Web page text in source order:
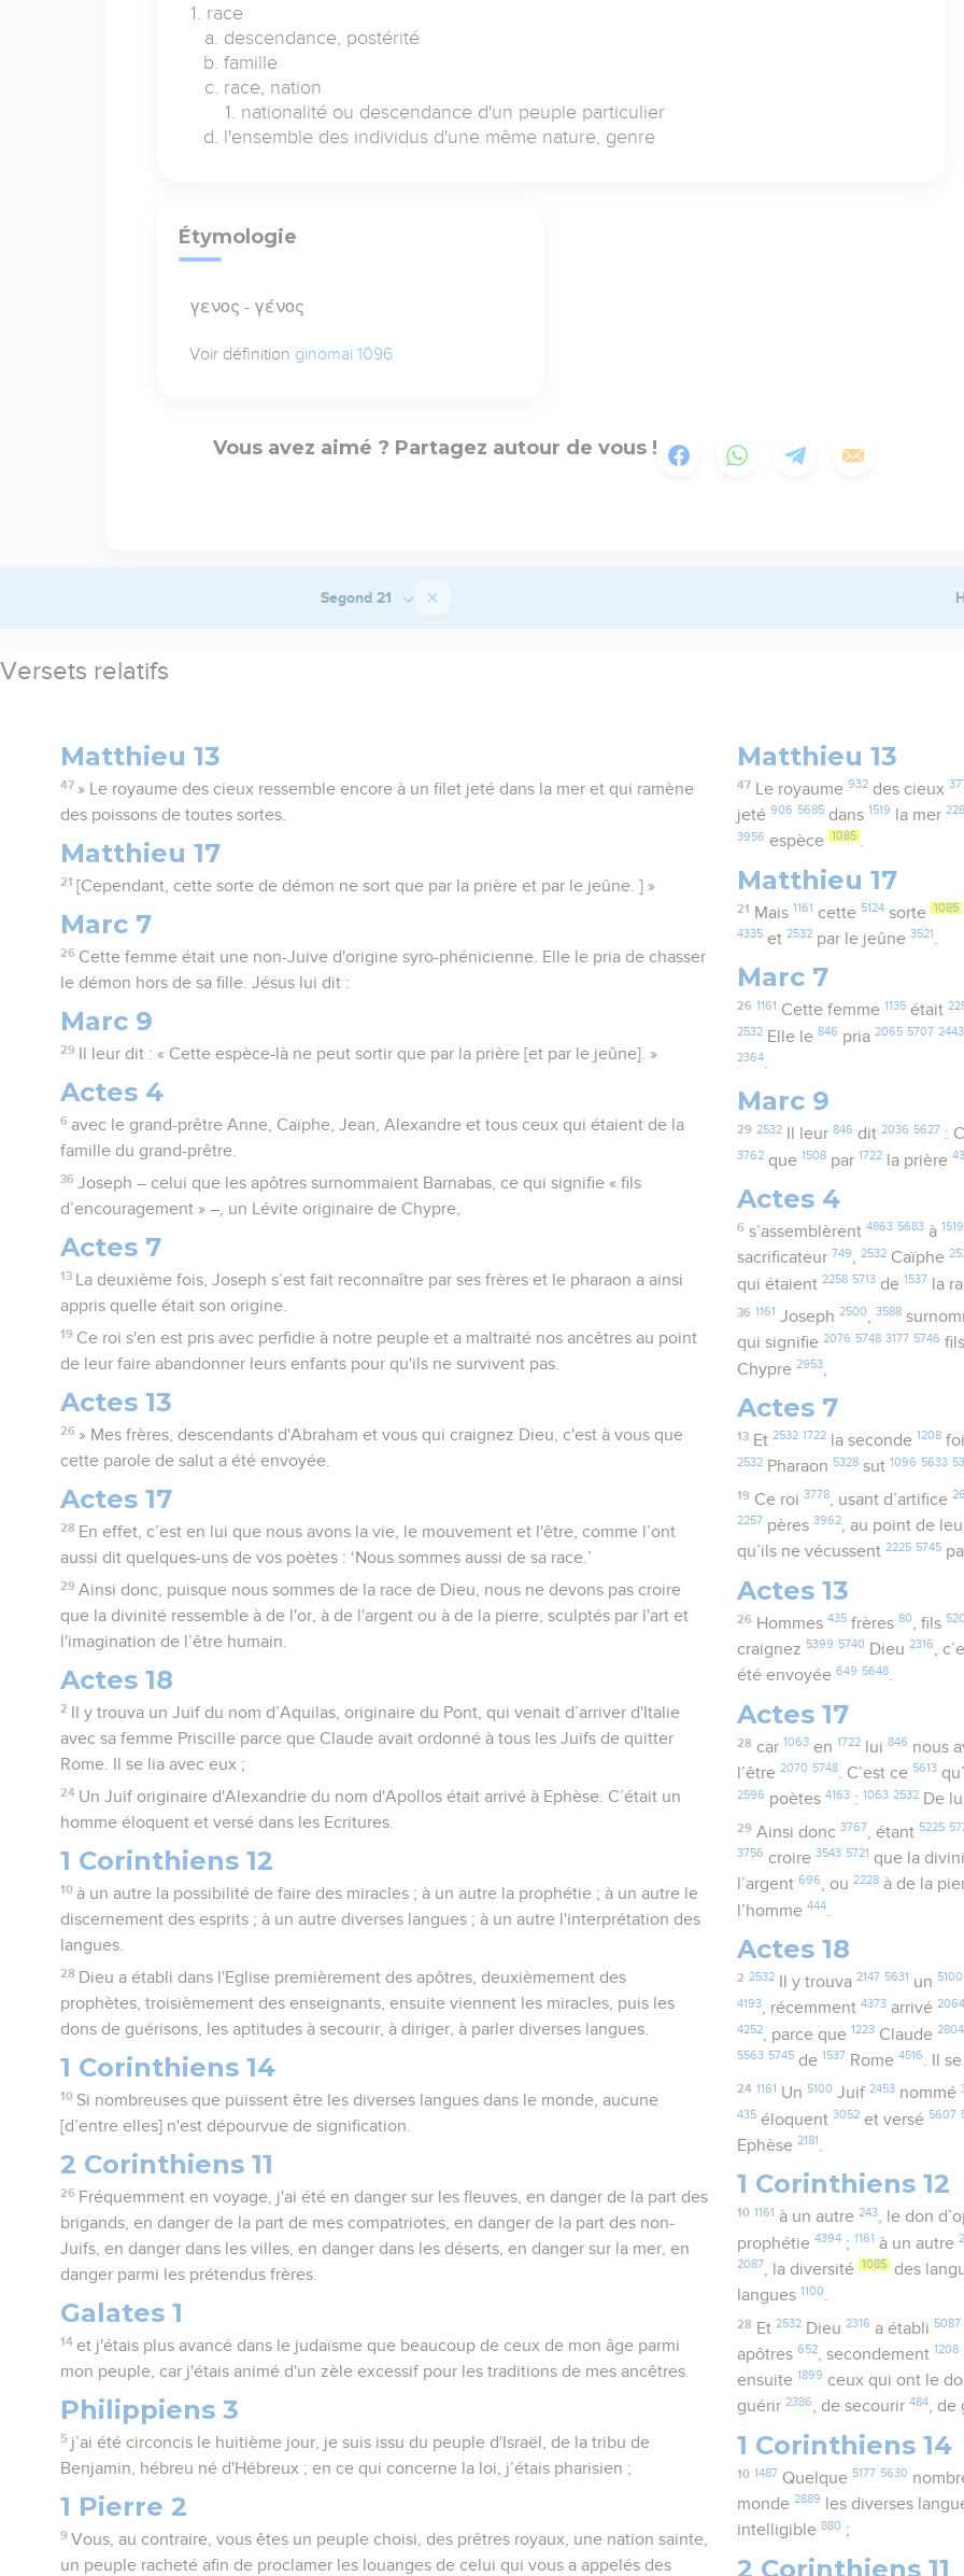
race
descendance, postérité
famille
race, nation
nationalité ou descendance d'un peuple particulier
l'ensemble des individus d'une même nature, genre
Étymologie
γενος - γένος
Voir définition ginomai 1096
Vous avez aimé ? Partagez autour de vous !
Segond 21
Versets relatifs
Matthieu 13
47 » Le royaume des cieux ressemble encore à un filet jeté dans la mer et qui ramène
des poissons de toutes sortes.
Matthieu 17
21 [Cependant, cette sorte de démon ne sort que par la prière et par le jeûne. ] »
Marc 7
26 Cette femme était une non-Juive d'origine syro-phénicienne. Elle le pria de chasser
le démon hors de sa fille. Jésus lui dit :
Marc 9
29 Il leur dit : « Cette espèce-là ne peut sortir que par la prière [et par le jeûne]. »
Actes 4
6 avec le grand-prêtre Anne, Caïphe, Jean, Alexandre et tous ceux qui étaient de la
famille du grand-prêtre.
36 Joseph – celui que les apôtres surnommaient Barnabas, ce qui signifie « fils
d’encouragement » –, un Lévite originaire de Chypre,
Actes 7
13
La deuxième fois, Joseph s’est fait reconnaître par ses frères et le pharaon a ainsi
appris quelle était son origine.
19 Ce roi s'en est pris avec perfidie à notre peuple et a maltraité nos ancêtres au point
de leur faire abandonner leurs enfants pour qu'ils ne survivent pas.
Actes 13
26 » Mes frères, descendants d'Abraham et vous qui craignez Dieu, c'est à vous que
cette parole de salut a été envoyée.
Actes 17
28 En effet, c’est en lui que nous avons la vie, le mouvement et l'être, comme l’ont
aussi dit quelques-uns de vos poètes : ‘Nous sommes aussi de sa race.’
29 Ainsi donc, puisque nous sommes de la race de Dieu, nous ne devons pas croire
que la divinité ressemble à de l'or, à de l'argent ou à de la pierre, sculptés par l'art et
l'imagination de l’être humain.
Actes 18
2
Il y trouva un Juif du nom d’Aquilas, originaire du Pont, qui venait d’arriver d'Italie
avec sa femme Priscille parce que Claude avait ordonné à tous les Juifs de quitter
Rome. Il se lia avec eux ;
24 Un Juif originaire d'Alexandrie du nom d'Apollos était arrivé à Ephèse. C’était un
homme éloquent et versé dans les Ecritures.
1 Corinthiens 12
10 à un autre la possibilité de faire des miracles ; à un autre la prophétie ; à un autre le
discernement des esprits ; à un autre diverses langues ; à un autre l'interprétation des
langues.
28 Dieu a établi dans l'Eglise premièrement des apôtres, deuxièmement des
prophètes, troisièmement des enseignants, ensuite viennent les miracles, puis les
dons de guérisons, les aptitudes à secourir, à diriger, à parler diverses langues.
1 Corinthiens 14
10 Si nombreuses que puissent être les diverses langues dans le monde, aucune
[d’entre elles] n'est dépourvue de signification.
2 Corinthiens 11
26 Fréquemment en voyage, j'ai été en danger sur les fleuves, en danger de la part des
brigands, en danger de la part de mes compatriotes, en danger de la part des non-
Juifs, en danger dans les villes, en danger dans les déserts, en danger sur la mer, en
danger parmi les prétendus frères.
Galates 1
14 et j'étais plus avancé dans le judaïsme que beaucoup de ceux de mon âge parmi
mon peuple, car j'étais animé d'un zèle excessif pour les traditions de mes ancêtres.
Philippiens 3
5 j’ai été circoncis le huitième jour, je suis issu du peuple d'Israël, de la tribu de
Benjamin, hébreu né d'Hébreux ; en ce qui concerne la loi, j’étais pharisien ;
1 Pierre 2
9 Vous, au contraire, vous êtes un peuple choisi, des prêtres royaux, une nation sainte,
un peuple racheté afin de proclamer les louanges de celui qui vous a appelés des
Matthieu 13
47 Le royaume 932des cieux
jeté906 5685 dans 1519 la mer
3956 espèce 1085 .
Matthieu 17
21 Mais 1161 cette 5124sorte 1085
4335 et2532 par le jeûne3521 .
Marc 7
26 1161 Cette femme 1135était
2532 Elle le846 pria2065 5707 2443
2364.
Marc 9
29 2532Il leur 846 dit 2036 5627 :
3762 que 1508 par 1722 la prière
Actes 4
6 s’assemblèrent 4863 5683à 1519
sacrificateur 749,2532 Caïphe
qui étaient2258 5713 de 1537 la
36 1161 Joseph 2500, 3588
qui signifie2076 5748 3177 5746 fils
Chypre2953
Actes 7
13 Et 2532 1722la seconde 1208
2532 Pharaon 5328 sut 1096 5633
19 Ce roi 3778, usant d’artifice
2257 pères3962, au point de
qu’ils ne vécussent2225 5745
Actes 13
26 Hommes 435frères 80 , fils
craignez 5399 5740 Dieu2316,
été envoyée649 5648.
Actes 17
28 car 1063en 1722lui 846 nous
l’être2070 5748. C’est ce 5613
2596 poètes4163 :1063 2532 De
29 Ainsi donc 3767 , étant 5225
3756 croire3543 5721 que la
l’argent696, ou2228 à de la
l’homme444
Actes 18
2 2532Il y trouva 2147 5631 un 5100
4193, récemment4373 arrivé2064
4252 , parce que 1223 Claude2804
5563 5745 de 1537 Rome4516. Il
24 1161 Un 5100 Juif 2453nommé
435 éloquent3052 et versé 5607
Ephèse2181
1 Corinthiens 12
10 1161 à un autre 243, le don
prophétie4394 ; 1161 à un autre
2087 , la diversité 1085 des
langues1100.
28 Et 2532Dieu 2316 a établi 5087
apôtres652 , secondement 1208
ensuite 1899 ceux qui ont le
guérir2386, de secourir484, de
1 Corinthiens 14
10 1487 Quelque 5177 5630
monde2889 les diverses
intelligible880 ;
2 Corinthiens 11